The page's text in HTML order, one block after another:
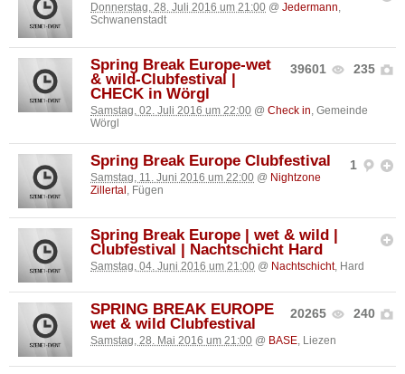
Donnerstag, 28. Juli 2016 um 21:00 @ Jedermann,
Schwanenstadt
39601 235
Spring Break Europe-wet
& wild-Clubfestival |
CHECK in Wörgl
Samstag, 02. Juli 2016 um 22:00 @ Check in, Gemeinde
Wörgl
1
Spring Break Europe Clubfestival
Samstag, 11. Juni 2016 um 22:00 @ Nightzone
Zillertal , Fügen
Spring Break Europe | wet & wild |
Clubfestival | Nachtschicht Hard
Samstag, 04. Juni 2016 um 21:00 @ Nachtschicht, Hard
20265 240
SPRING BREAK EUROPE
wet & wild Clubfestival
Samstag, 28. Mai 2016 um 21:00 @ BASE, Liezen